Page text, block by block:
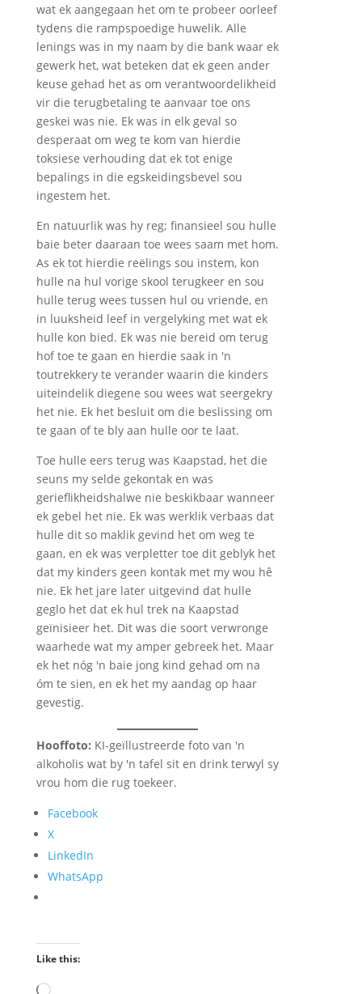
wat ek aangegaan het om te probeer oorleef
tydens die rampspoedige huwelik. Alle
lenings was in my naam by die bank waar ek
gewerk het, wat beteken dat ek geen ander
keuse gehad het as om verantwoordelikheid
vir die terugbetaling te aanvaar toe ons
geskei was nie. Ek was in elk geval so
desperaat om weg te kom van hierdie
toksiese verhouding dat ek tot enige
bepalings in die egskeidingsbevel sou
ingestem het.
En natuurlik was hy reg; finansieel sou hulle
baie beter daaraan toe wees saam met hom.
As ek tot hierdie reëlings sou instem, kon
hulle na hul vorige skool terugkeer en sou
hulle terug wees tussen hul ou vriende, en
in luuksheid leef in vergelyking met wat ek
hulle kon bied. Ek was nie bereid om terug
hof toe te gaan en hierdie saak in 'n
toutrekkery te verander waarin die kinders
uiteindelik diegene sou wees wat seergekry
het nie. Ek het besluit om die beslissing om
te gaan of te bly aan hulle oor te laat.
Toe hulle eers terug was Kaapstad, het die
seuns my selde gekontak en was
gerieflikheidshalwe nie beskikbaar wanneer
ek gebel het nie. Ek was werklik verbaas dat
hulle dit so maklik gevind het om weg te
gaan, en ek was verpletter toe dit geblyk het
dat my kinders geen kontak met my wou hê
nie. Ek het jare later uitgevind dat hulle
geglo het dat ek hul trek na Kaapstad
geïnisieer het. Dit was die soort verwronge
waarhede wat my amper gebreek het. Maar
ek het nóg 'n baie jong kind gehad om na
óm te sien, en ek het my aandag op haar
gevestig.
Hooffoto: KI-geïllustreerde foto van 'n
alkoholis wat by 'n tafel sit en drink terwyl sy
vrou hom die rug toekeer.
Facebook
X
LinkedIn
WhatsApp
Like this: